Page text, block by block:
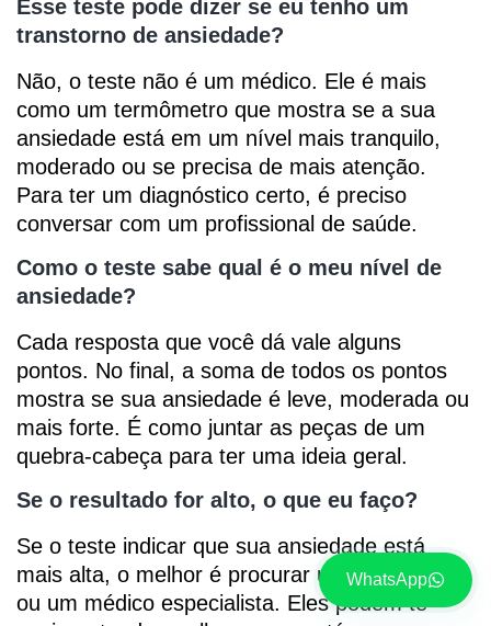
Esse teste pode dizer se eu tenho um
transtorno de ansiedade?
Não, o teste não é um médico. Ele é mais
como um termômetro que mostra se a sua
ansiedade está em um nível mais tranquilo,
moderado ou se precisa de mais atenção.
Para ter um diagnóstico certo, é preciso
conversar com um profissional de saúde.
Como o teste sabe qual é o meu nível de
ansiedade?
Cada resposta que você dá vale alguns
pontos. No final, a soma de todos os pontos
mostra se sua ansiedade é leve, moderada ou
mais forte. É como juntar as peças de um
quebra-cabeça para ter uma ideia geral.
Se o resultado for alto, o que eu faço?
Se o teste indicar que sua ansiedade está
mais alta, o melhor é procurar um psicólogo
ou um médico especialista. Eles podem te
WhatsApp